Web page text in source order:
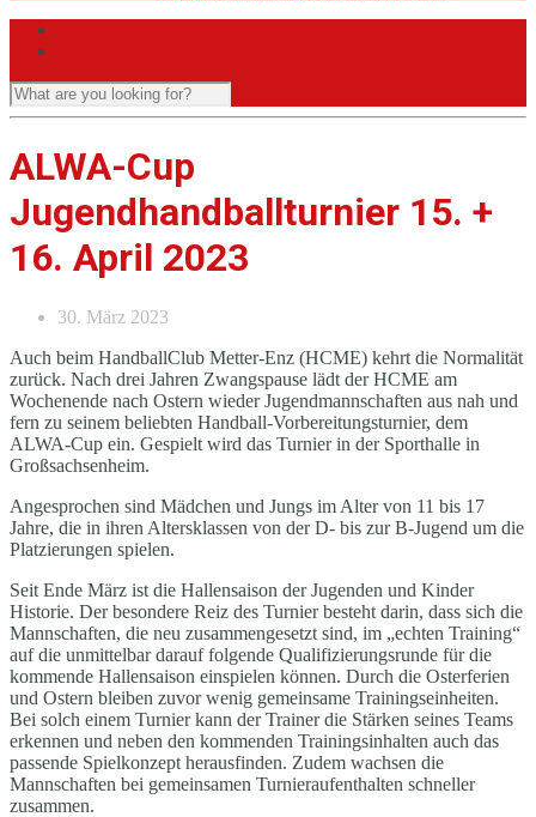
ALWA-Cup
Jugendhandballturnier 15. +
16. April 2023
30. März 2023
Auch beim HandballClub Metter-Enz (HCME) kehrt die Normalität
zurück. Nach drei Jahren Zwangspause lädt der HCME am
Wochenende nach Ostern wieder Jugendmannschaften aus nah und
fern zu seinem beliebten Handball-Vorbereitungsturnier, dem
ALWA-Cup ein. Gespielt wird das Turnier in der Sporthalle in
Großsachsenheim.
Angesprochen sind Mädchen und Jungs im Alter von 11 bis 17
Jahre, die in ihren Altersklassen von der D- bis zur B-Jugend um die
Platzierungen spielen.
Seit Ende März ist die Hallensaison der Jugenden und Kinder
Historie. Der besondere Reiz des Turnier besteht darin, dass sich die
Mannschaften, die neu zusammengesetzt sind, im „echten Training“
auf die unmittelbar darauf folgende Qualifizierungsrunde für die
kommende Hallensaison einspielen können. Durch die Osterferien
und Ostern bleiben zuvor wenig gemeinsame Trainingseinheiten.
Bei solch einem Turnier kann der Trainer die Stärken seines Teams
erkennen und neben den kommenden Trainingsinhalten auch das
passende Spielkonzept herausfinden. Zudem wachsen die
Mannschaften bei gemeinsamen Turnieraufenthalten schneller
zusammen.